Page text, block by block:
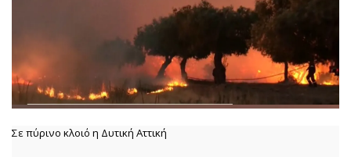
Σε πύρινο κλοιό η Δυτική Αττική